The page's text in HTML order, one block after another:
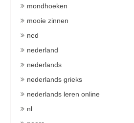
mondhoeken
mooie zinnen
ned
nederland
nederlands
nederlands grieks
nederlands leren online
nl